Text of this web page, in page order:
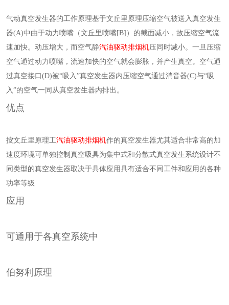
气动真空发生器的工作原理基于文丘里原理压缩空气被送入真空发生
器(A)中由于动力喷嘴（文丘里喷嘴[B]）的截面减小，故压缩空气流
速加快。动压增大，而空气静汽油驱动排烟机压同时减小。一旦压缩
空气通过动力喷嘴，流速加快的空气就会膨胀，并产生真空。空气通
过真空接口(D)被“吸入”真空发生器内压缩空气通过消音器(C)与“吸
入”的空气一同从真空发生器内排出。
优点
按文丘里原理工汽油驱动排烟机作的真空发生器尤其适合非常高的加
速度环境可单独控制真空吸具为集中式和分散式真空发生系统设计不
同类型的真空发生器取决于具体应用具有适合不同工件和应用的各种
功率等级
应用
可通用于各真空系统中
伯努利原理